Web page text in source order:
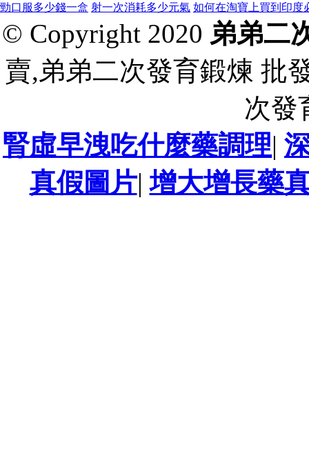
勁口服多少錢一盒 射一次消耗多少元氣 如何在淘寶上買到印度
© Copyright 2020 弟弟二
賣,弟弟二次發育鍛煉 批
次發
腎虛早洩吃什麼藥調理|
真假圖片|增大增長藥